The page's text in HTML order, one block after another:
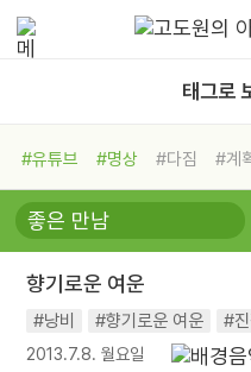
태그로
#유튜브 #명상 #다짐 #계
#비전캠프
#독서캠프 #삶
#희망
#나눔 #친구 #링컨
#독서
#건강 #면역력
향기로운 여운
#낭비 #향기로운 여운 #
2013.7.8. 월요일